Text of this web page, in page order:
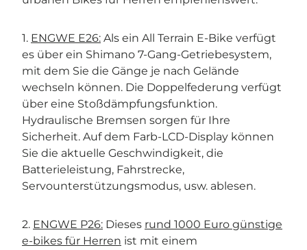
1. ENGWE E26: Als ein All Terrain E-Bike verfügt
es über ein Shimano 7-Gang-Getriebesystem,
mit dem Sie die Gänge je nach Gelände
wechseln können. Die Doppelfederung verfügt
über eine Stoßdämpfungsfunktion.
Hydraulische Bremsen sorgen für Ihre
Sicherheit. Auf dem Farb-LCD-Display können
Sie die aktuelle Geschwindigkeit, die
Batterieleistung, Fahrstrecke,
Servounterstützungsmodus, usw. ablesen.
2. ENGWE P26: Dieses rund 1000 Euro günstige
e-bikes für Herren ist mit einem